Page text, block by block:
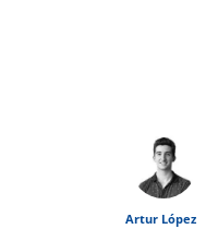
Artur López